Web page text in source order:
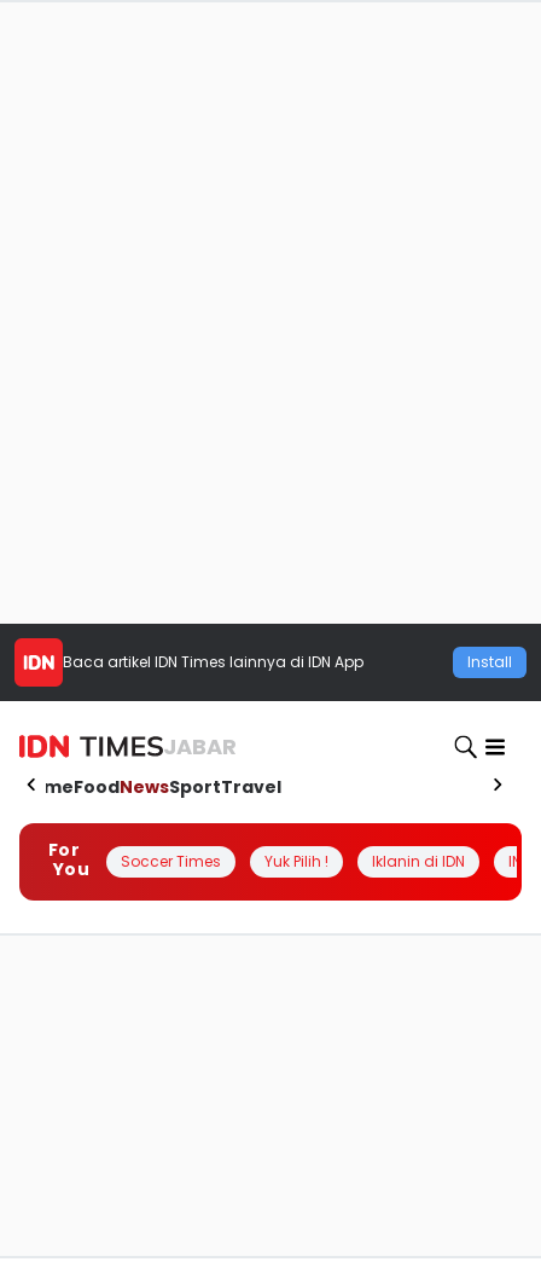
Baca artikel IDN Times lainnya di IDN App Install
JABAR
HomeFoodNewsSportTravel
For
You
Soccer Times Yuk Pilih ! Iklanin di IDN